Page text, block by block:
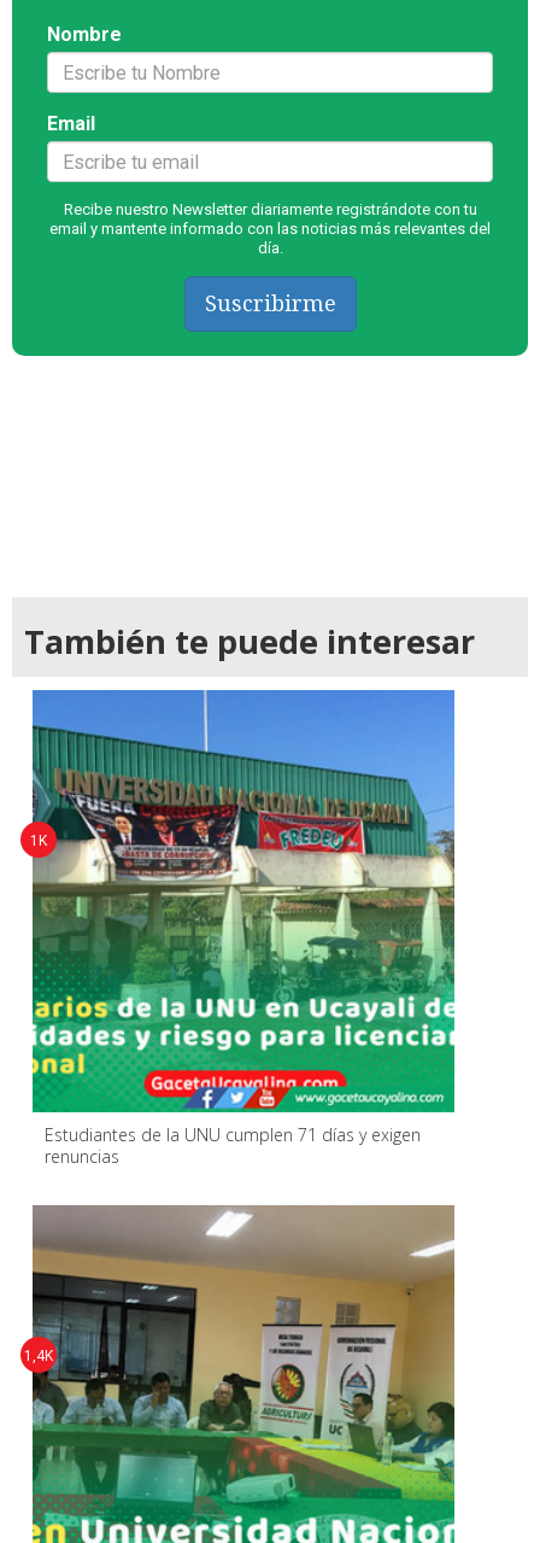
Nombre
Email
Recibe nuestro Newsletter diariamente registrándote con tu
email y mantente informado con las noticias más relevantes del
día.
Suscribirme
También te puede interesar
Estudiantes de la UNU cumplen 71 días y exigen
renuncias
1K
1,4K